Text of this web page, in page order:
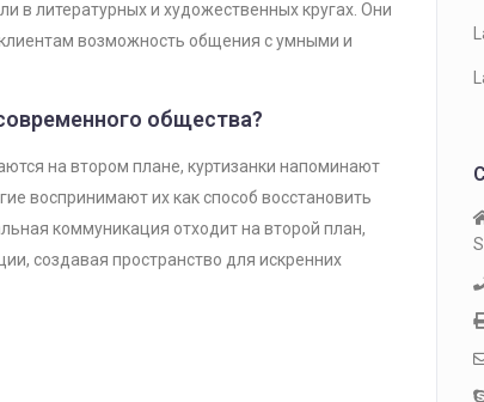
в литературных и художественных кругах. Они
возможность общения с умными и
общества?
на втором плане, куртизанки напоминают
воспринимают их как способ восстановить
коммуникация отходит на второй план,
создавая пространство для искренних